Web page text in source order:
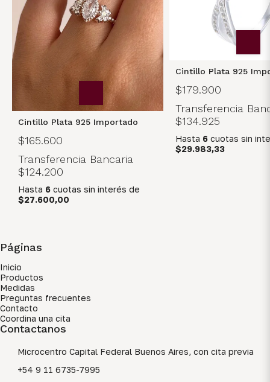
Cintillo Plata 925 Importado
$165.600
Transferencia Bancaria
$124.200
Hasta 6 cuotas sin interés de
$27.600,00
Cintillo Plata 925
$179.900
Transferencia
$134.925
Hasta 6 cuotas sin
$29.983,33
Páginas
Inicio
Productos
Medidas
Preguntas frecuentes
Contacto
Coordina una cita
Contactanos
Microcentro Capital Federal Buenos Aires, con cita previa
+54 9 11 6735-7995